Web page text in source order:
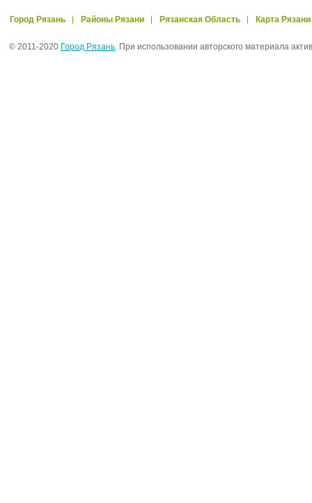
Город Рязань Районы Рязани Рязанская Область Карта Рязани
© 2011-2020 Город Рязань. При использовании авторского материала